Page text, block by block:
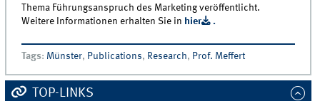
Thema Führungsanspruch des Marketing veröffentlicht.
Weitere Informationen erhalten Sie in hier .
Tags: Münster, Publications, Research, Prof. Meffert
TOP-LINKS